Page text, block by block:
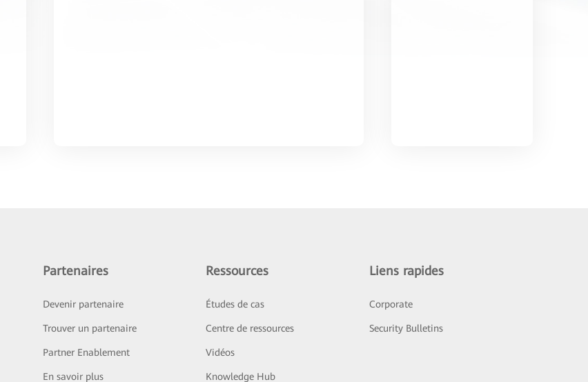
Partenaires
Devenir partenaire
Trouver un partenaire
Partner Enablement
En savoir plus
Ressources
Études de cas
Centre de ressources
Vidéos
Knowledge Hub
Liens rapides
Corporate
Security Bulletins